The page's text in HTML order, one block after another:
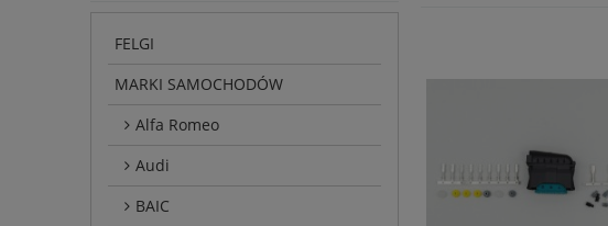
FELGI
MARKI SAMOCHODÓW
Alfa Romeo
Audi
BAIC